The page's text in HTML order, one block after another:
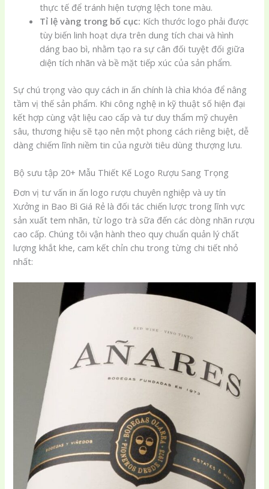
thực tế để tránh hiện tượng lệch tone màu.
Tỉ lệ vàng trong bố cục: Kích thước logo phải được
tùy biến linh hoạt dựa trên dung tích chai và hình
dáng bao bì, nhằm tạo ra sự cân đối tuyệt đối giữa
diện tích nhãn và bề mặt tiếp xúc của sản phẩm.
Sự chú trọng vào quy cách in ấn chính là chìa khóa để nâng
tầm vị thế sản phẩm. Khi công nghệ in kỹ thuật số hiện đại
kết hợp cùng vật liệu cao cấp và tư duy thẩm mỹ chuyên
sâu, thương hiệu sẽ tạo nên một phong cách riêng biệt, dễ
dàng chiếm lĩnh niềm tin của người tiêu dùng thượng lưu.
Bộ sưu tập 20+ Mẫu Thiết Kế Logo Rượu Sang Trọng
Đơn vị tư vấn in ấn logo rượu chuyên nghiệp và uy tín
Xưởng in Bao Bì Giá Rẻ là đối tác chiến lược trong lĩnh vực
sản xuất tem nhãn, từ logo trà sữa đến các dòng nhãn rượu
cao cấp. Chúng tôi vận hành theo quy chuẩn quản lý chất
lượng khắt khe, cam kết chỉn chu trong từng chi tiết nhỏ
nhất: